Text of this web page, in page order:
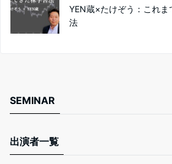
YEN蔵×たけぞう：これ
法
SEMINAR
出演者一覧